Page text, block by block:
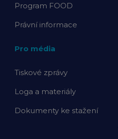
Program FOOD
Právní informace
Pro média
Tiskové zprávy
Loga a materiály
Dokumenty ke stažení